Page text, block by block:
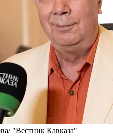
"Вестник Кавказа"